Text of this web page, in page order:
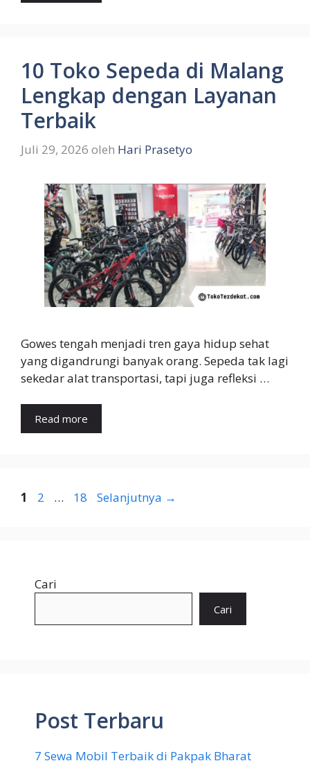
10 Toko Sepeda di Malang
Lengkap dengan Layanan
Terbaik
Juli 29, 2026 oleh Hari Prasetyo
Gowes tengah menjadi tren gaya hidup sehat
yang digandrungi banyak orang. Sepeda tak lagi
sekedar alat transportasi, tapi juga refleksi …
Read more
Halaman
1 Halaman
2 … Halaman
18 Selanjutnya →
Cari
Cari
Post Terbaru
7 Sewa Mobil Terbaik di Pakpak Bharat